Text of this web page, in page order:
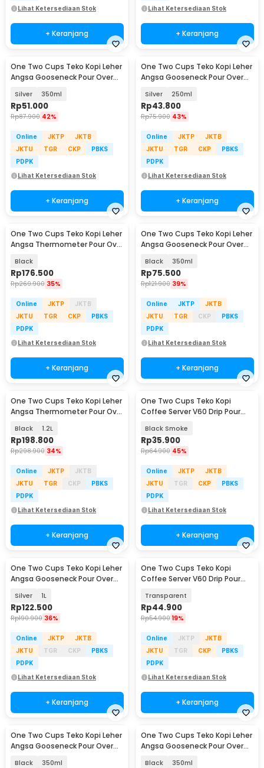
Lihat Ketersediaan Stok
+ Keranjang
Lihat Ketersediaan Stok
+ Keranjang
One Two Cups Teko Kopi Leher
Angsa Gooseneck Pour Over
Silver 350ml
Rp51.000
Rp87.900 42%
Online JKTP
JKTB
JKTU
TGR CKP
PBKS
PDPK
Lihat Ketersediaan Stok
+ Keranjang
One Two Cups Teko Kopi Leher
Angsa Gooseneck Pour Over
Silver 250ml
Rp43.800
Rp75.900 43%
Online JKTP
JKTB
JKTU
TGR CKP
PBKS
PDPK
Lihat Ketersediaan Stok
+ Keranjang
One Two Cups Teko Kopi Leher
Angsa Thermometer Pour Over
Black
Rp176.500
Rp269.900 35%
Online JKTP
JKTB
JKTU
TGR CKP
PBKS
PDPK
Lihat Ketersediaan Stok
+ Keranjang
One Two Cups Teko Kopi Leher
Angsa Gooseneck Pour Over
Black 350ml
Rp75.500
Rp121.900 39%
Online JKTP
JKTB
JKTU
TGR CKP
PBKS
PDPK
Lihat Ketersediaan Stok
+ Keranjang
One Two Cups Teko Kopi Leher
Angsa Thermometer Pour Over
Black 1.2L
Rp198.800
Rp298.900 34%
Online JKTP
JKTB
JKTU
TGR CKP
PBKS
PDPK
Lihat Ketersediaan Stok
+ Keranjang
One Two Cups Teko Kopi
Coffee Server V60 Drip Pour
Black Smoke
Rp35.900
Rp64.900 45%
Online JKTP
JKTB
JKTU
TGR CKP
PBKS
PDPK
Lihat Ketersediaan Stok
+ Keranjang
One Two Cups Teko Kopi Leher
Angsa Gooseneck Pour Over
Silver 1L
Rp122.500
Rp190.900 36%
Online JKTP
JKTB
JKTU
TGR CKP
PBKS
PDPK
Lihat Ketersediaan Stok
+ Keranjang
One Two Cups Teko Kopi
Coffee Server V60 Drip Pour
Transparent
Rp44.900
Rp54.900 19%
Online JKTP
JKTB
JKTU
TGR CKP
PBKS
PDPK
Lihat Ketersediaan Stok
+ Keranjang
One Two Cups Teko Kopi Leher
Angsa Gooseneck Pour Over
Black 350ml
One Two Cups Teko Kopi Leher
Angsa Gooseneck Pour Over
Black 350ml